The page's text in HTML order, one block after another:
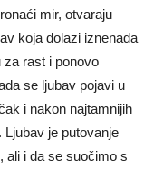
mir, otvaraju
koja dolazi iznenada
za rast i ponovo
se ljubav pojavi u
i nakon najtamnijih
Ljubav je putovanje
ali i da se suočimo s